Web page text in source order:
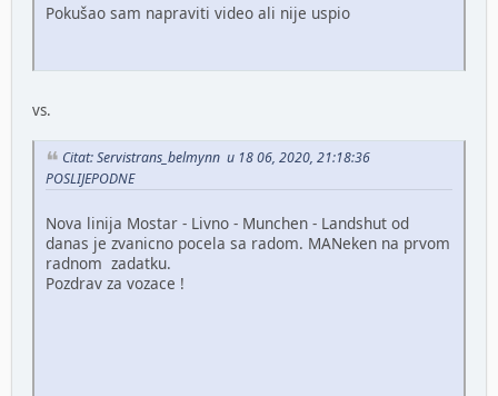
Pokušao sam napraviti video ali nije uspio
vs.
Citat: Servistrans_belmynn u 18 06, 2020, 21:18:36
POSLIJEPODNE
Nova linija Mostar - Livno - Munchen - Landshut od
danas je zvanicno pocela sa radom. MANeken na prvom
radnom zadatku.
Pozdrav za vozace !